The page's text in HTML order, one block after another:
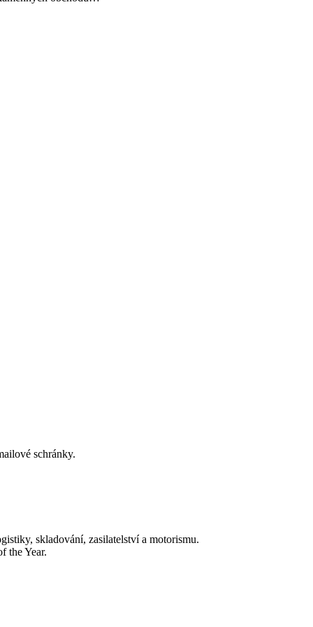
schránky.
skladování, zasilatelství a motorismu.
the Year.